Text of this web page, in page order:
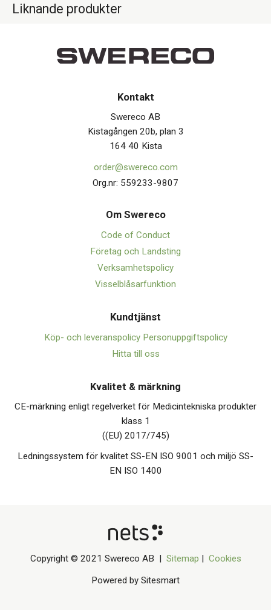
Liknande produkter
Kontakt
Swereco AB
Kistagången 20b, plan 3
164 40 Kista
order@swereco.com
Org.nr: 559233-9807
Om Swereco
Code of Conduct
Företag och Landsting
Verksamhetspolicy
Visselblåsarfunktion
Kundtjänst
Köp- och leveranspolicy Personuppgiftspolicy
Hitta till oss
Kvalitet & märkning
CE-märkning enligt regelverket för Medicintekniska produkter
klass 1
((EU) 2017/745)
Ledningssystem för kvalitet SS-EN ISO 9001 och miljö SS-
EN ISO 1400
Copyright © 2021 Swereco AB | Sitemap | Cookies
Powered by Sitesmart